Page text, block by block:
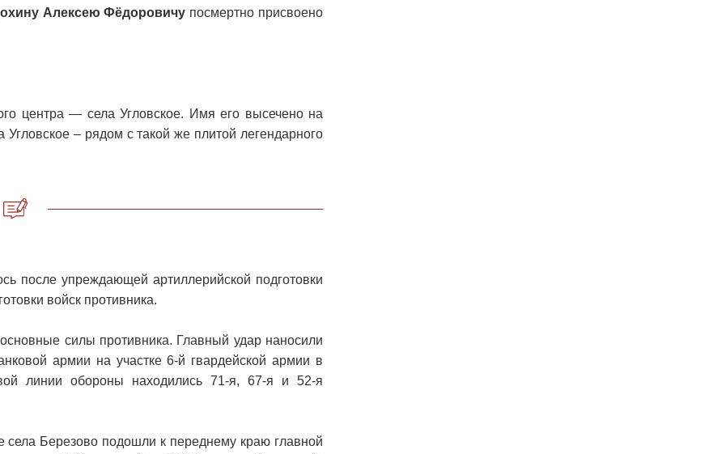
Алексею Фёдоровичу посмертно присвоено
центра — села Угловское. Имя его высечено на
– рядом с такой же плитой легендарного
после упреждающей артиллерийской подготовки
войск противника.
силы противника. Главный удар наносили
армии на участке 6-й гвардейской армии в
линии обороны находились 71-я, 67-я и 52-я
Березово подошли к переднему краю главной